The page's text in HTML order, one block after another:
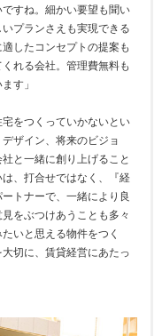
すね。細かい要望も聞い
プランさえも実現できる
したコンセプトの提案も
れる会社。管理費無料も
す」
をつくっていかないとい
ザイン、将来のビジョ
と一緒に創り上げること
、打合せではなく、『経
トナーで、一緒により良
をぶつけあうことも多々
いと思える物件をつく
切に、賃貸経営にあたっ